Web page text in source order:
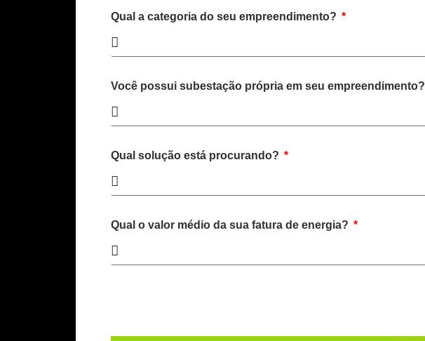
Qual a categoria do seu empreendimento?
Você possui subestação própria em seu empreendimento?
Qual solução está procurando?
Qual o valor médio da sua fatura de energia?